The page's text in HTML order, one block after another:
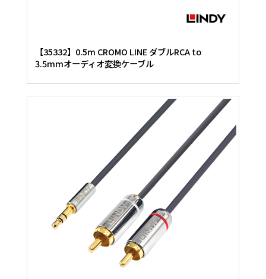
【35332】0.5m CROMO LINE ダブルRCA to
3.5mmオーディオ変換ケーブル